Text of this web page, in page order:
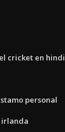
cricket en hindi_
personal
irlanda